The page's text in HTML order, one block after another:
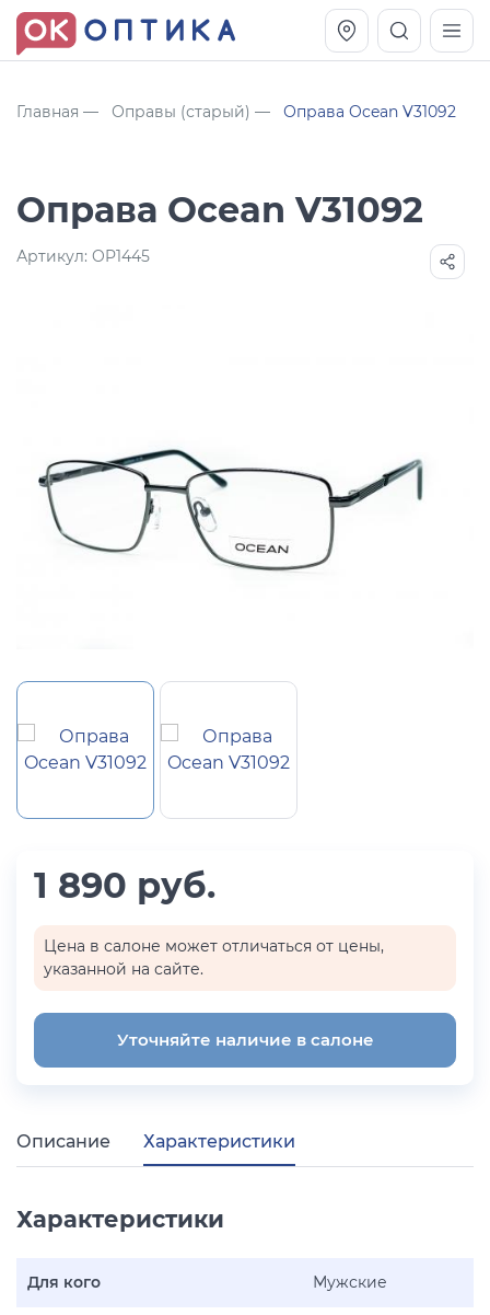
Главная Оправы (старый) Оправа Ocean V31092
Оправа Ocean V31092
Артикул: OP1445
1 890 руб.
Цена в салоне может отличаться от цены,
указанной на сайте.
Уточняйте наличие в салоне
Описание Характеристики
Характеристики
Для кого Мужские